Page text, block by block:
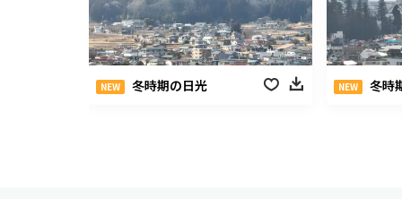
NEW 冬時期の日光 NEW 冬時